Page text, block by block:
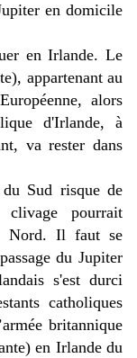
en domicile
en Irlande. Le
appartenant au
alors
d'Irlande, à
va rester dans
Sud risque de
pourrait
Nord. Il faut se
du Jupiter
s'est durci
catholiques
britannique
en Irlande du